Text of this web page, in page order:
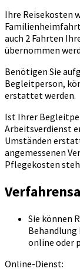
Ihre Reisekosten
auch 2 Fahrten
übernommen
Benötigen Sie
Begleitperson,
erstattet werden.
Ist Ihrer
Arbeitsverdienst
Umständen
angemessenen
Pflegekosten
Sie können
online oder
Online-Dienst: